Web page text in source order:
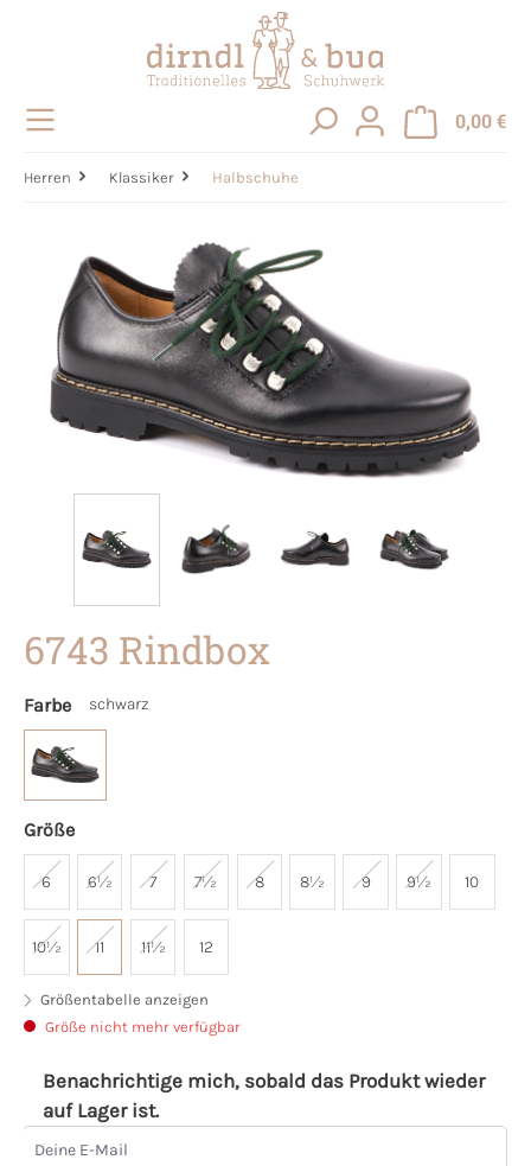
0,00 €
Herren Klassiker Halbschuhe
Bildergalerie überspringen
6743 Rindbox
Farbe schwarz
Größe
6 6½ 7 7½ 8 8½ 9 9½ 10
10½ 11 11½ 12
Größentabelle anzeigen
Größe nicht mehr verfügbar
Benachrichtige mich, sobald das Produkt wieder
auf Lager ist.
Deine E-Mail